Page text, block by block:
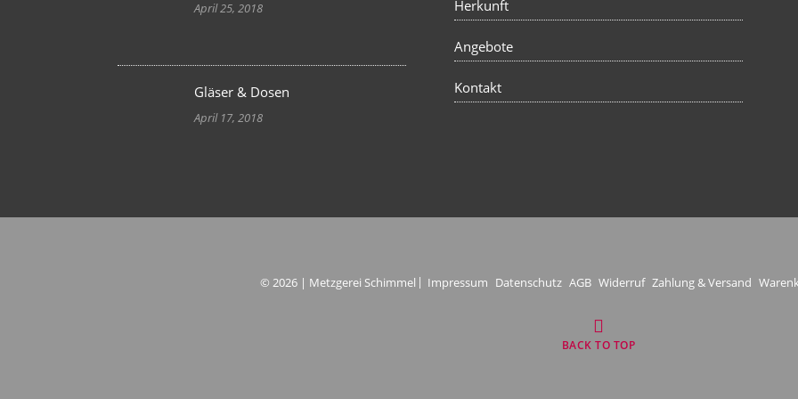
April 25, 2018
Gläser & Dosen
April 17, 2018
Herkunft
Angebote
Kontakt
© 2026 | Metzgerei Schimmel Impressum Datenschutz AGB Widerruf Zahlung & Versand
BACK TO TOP